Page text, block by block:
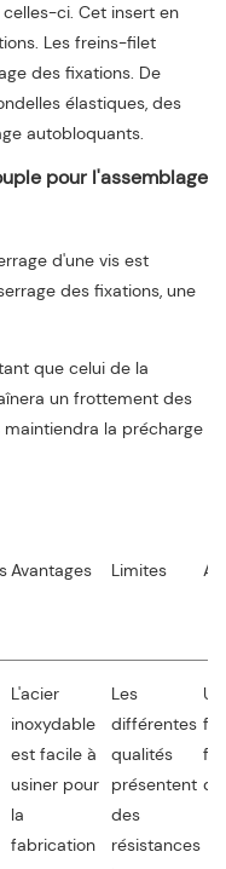
ci. Cet insert en
Les freins-filet
des fixations. De
élastiques, des
autobloquants.
pour l'assemblage
d'une vis est
des fixations, une
que celui de la
un frottement des
la précharge
Avantages Limites
L'acier
inoxydable
est facile à
usiner pour
la
fabrication
Les
différentes
qualités
présentent
des
résistances